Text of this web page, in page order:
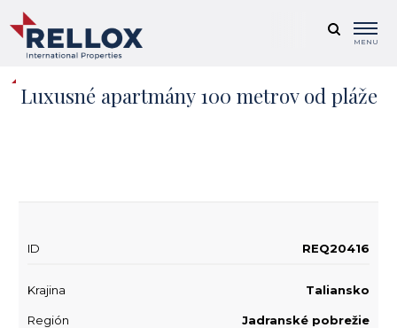
MENU
Luxusné apartmány 100 metrov od pláže
+ 5
ID REQ20416
Krajina Taliansko
Región Jadranské pobrežie